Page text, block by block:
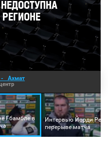
- Ахмат
Гбамбле в
Интервью Йорди
перерыве матча